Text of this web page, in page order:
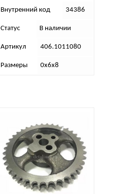
Внутренний код 34386
Статус В наличии
Артикул 406.1011080
Размеры 0х6х8